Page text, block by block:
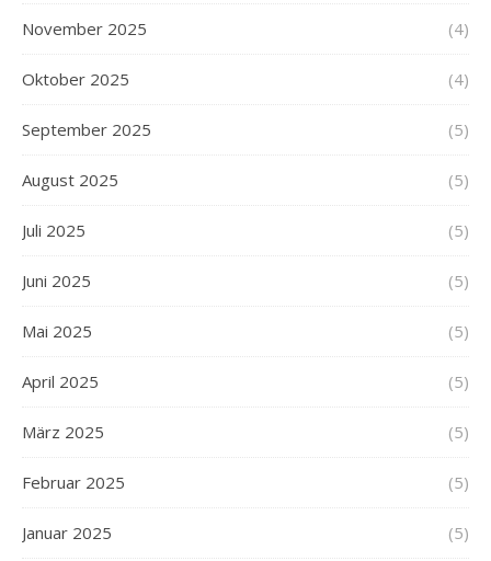
November 2025 (4)
Oktober 2025 (4)
September 2025 (5)
August 2025 (5)
Juli 2025 (5)
Juni 2025 (5)
Mai 2025 (5)
April 2025 (5)
März 2025 (5)
Februar 2025 (5)
Januar 2025 (5)